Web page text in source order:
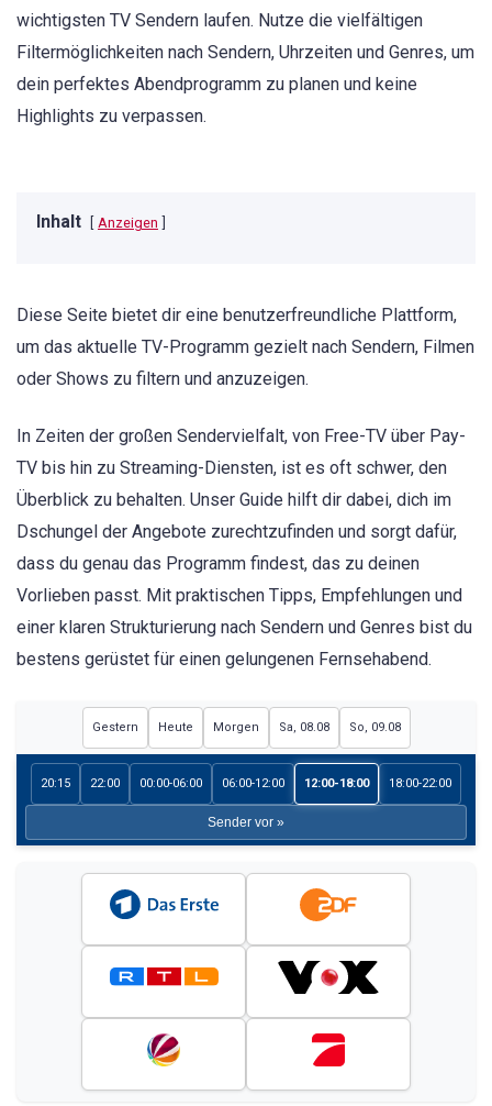
wichtigsten TV Sendern laufen. Nutze die vielfältigen
Filtermöglichkeiten nach Sendern, Uhrzeiten und Genres, um
dein perfektes Abendprogramm zu planen und keine
Highlights zu verpassen.
Inhalt Anzeigen
Diese Seite bietet dir eine benutzerfreundliche Plattform,
um das aktuelle TV-Programm gezielt nach Sendern, Filmen
oder Shows zu filtern und anzuzeigen.
In Zeiten der großen Sendervielfalt, von Free-TV über Pay-
TV bis hin zu Streaming-Diensten, ist es oft schwer, den
Überblick zu behalten. Unser Guide hilft dir dabei, dich im
Dschungel der Angebote zurechtzufinden und sorgt dafür,
dass du genau das Programm findest, das zu deinen
Vorlieben passt. Mit praktischen Tipps, Empfehlungen und
einer klaren Strukturierung nach Sendern und Genres bist du
bestens gerüstet für einen gelungenen Fernsehabend.
Gestern Heute Morgen Sa, 08.08 So, 09.08
20:15 22:00 00:00-06:00 06:00-12:00 12:00-18:00 18:00-22:00
Sender vor »